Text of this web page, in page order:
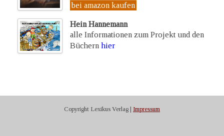
bei amazon kaufen
Hein Hannemann
alle Informationen zum Projekt und den
Büchern hier
Copyright Lexikus Verlag | Impressum